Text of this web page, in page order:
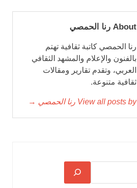
About رنا الحمصي
رنا الحمصي كاتبة ثقافية تهتم
بالفنون والإعلام والمشهد الثقافي
العربي، وتقدم تقارير ومقالات
ثقافية متنوعة.
View all posts by رنا الحمصي →